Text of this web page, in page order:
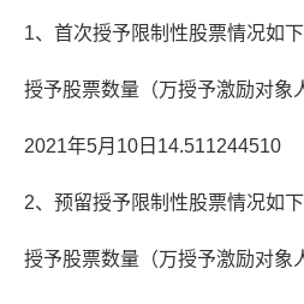
1、首次授予限制性股票情况如下
授予股票数量（万授予激励对象
2021年5月10日14.511244510
2、预留授予限制性股票情况如下
授予股票数量（万授予激励对象